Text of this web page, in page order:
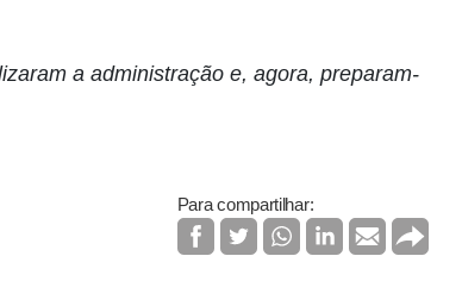
a administração e, agora, preparam-
Para compartilhar: